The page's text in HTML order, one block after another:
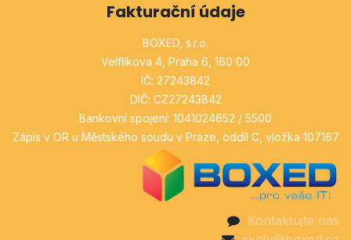
Fakturační údaje
BOXED, s.r.o.
Velflíkova 4, Praha 6, 160 00
IČ: 27243842
DIČ: CZ27243842
Bankovní spojení: 1041024652 / 5500
Zápis v OR u Městského soudu v Praze, oddíl C, vložka 107167
Kontaktujte nás